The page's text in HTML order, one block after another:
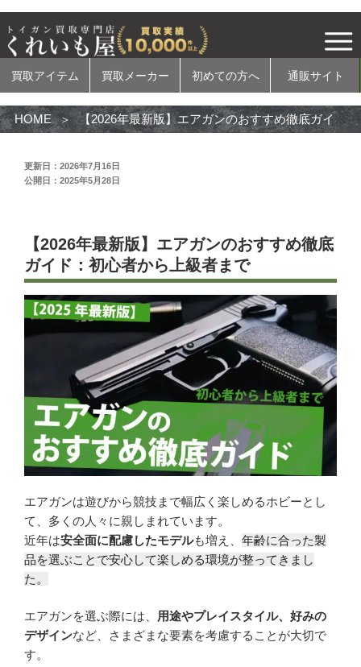
買取アイテム 買取メーカー 初めての方へ 通販サイト
ガスガン
エアコッキングガン
モデルガン
無可動実銃
カスタムパーツ
ミリタリーグッズ
ナイフ
日本刀・模造刀
アーチェリー
アウトドア用品
買取メーカー
マルゼン
HOME 【2026年最新版】エアガンのおすすめ徹底ガイド：初心者から上級者まで
更新日：2026年7月16日
公開日：2025年5月28日
【2026年最新版】エアガンのおすすめ徹底
ガイド：初心者から上級者まで
エアガンは遊びから競技まで幅広く楽しめるホビーとし
て、多くの人々に親しまれています。
近年は安全面に配慮したモデルも増え、 年齢に合った製
品を選ぶことで安心して楽しめる環境が整ってきまし
た。
エアガンを選ぶ際には、
用途やプレイスタイル、好みの
デザインなど、さまざまな要素を考慮することが大切で
す。